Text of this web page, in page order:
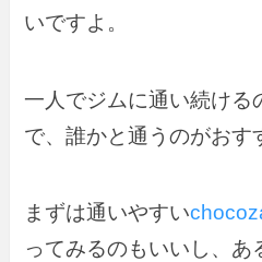
いですよ。
一人でジムに通い続ける
で、誰かと通うのがおす
まずは通いやすい
ってみるのもいいし、あ